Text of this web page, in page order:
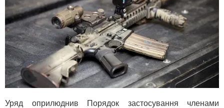
Уряд оприлюднив Порядок застосування членами